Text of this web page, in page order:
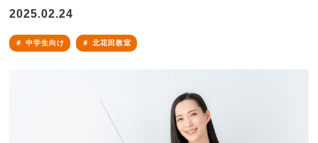
2025.02.24
中学生向け 北花田教室